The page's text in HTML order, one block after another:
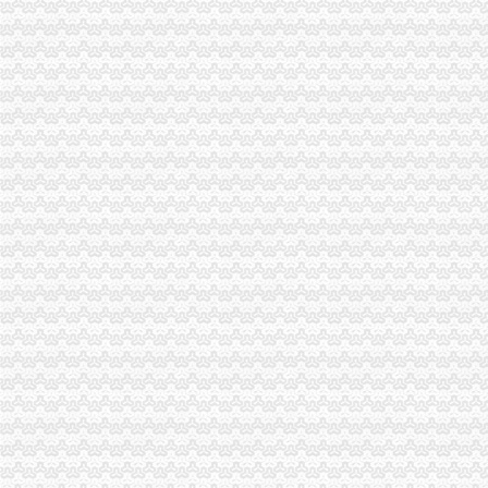
重庆渝北区周边酒店_住哪网-订酒店、返现金
渝北附近有没得新楼盘再售？好是学区房。_重庆主城学区房__杭州
渝北周边旅游/酒店企业名录_渝北周边旅游/酒店公司页–渝北周边58
重庆渝北附近哪里有会计培训机构-报名在线
渝北附近15人团年饭,求推荐-其他-美食俱乐部-重庆购物狂
重庆渝北渝北周边搬家|重庆渝北渝北周边搬家公司电话
重庆渝北渝北周边品牌助理招聘_宠才网
渝北附近那里有公租房可以申请-租房-房天下问答
重庆江北、渝北附近哪有卖孕妇裤的呢_请知道的宝妈来个地址,谢_
重庆渝北渝北周边职业培训|重庆渝北渝北周边职业技能培训学校
【重庆渝北周边值得推荐的驾校。】-渝北渝北周边易登网
重庆吉安园（渝北）附近酒店【携程酒店】_第3页
重庆吉安园（渝北）附近酒店【携程酒店】_第4页
重庆江北渝北附近哪里有旗袍店_百度知道
【渝北周边智能手机|渝北周边二手手机】-今题渝北周边二手手机网
求合租,江北,渝北附近
重庆渝北区附近吃汤锅的餐馆-重庆-大众点评网
重庆渝北宾馆周边酒店
重庆渝北区附近有没有好点的装修公司？_装修公司装修
【图】渝北区附近便宜住宿_渝北区附近便宜住宿网上预订-途家网
江北,渝北周边有水质好点的斤塘吗-钓鱼之家